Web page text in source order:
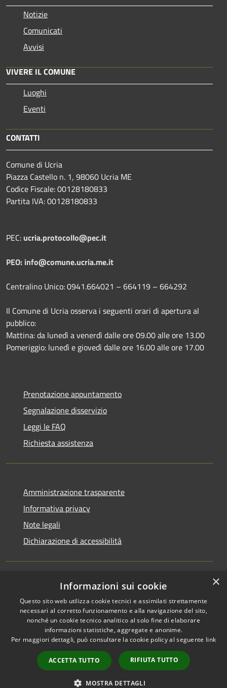
Notizie
Comunicati
Avvisi
VIVERE IL COMUNE
Luoghi
Eventi
CONTATTI
Comune di Ucria
Piazza Castello n. 1, 98060 Ucria ME
Codice Fiscale: 00128180833
Partita IVA: 00128180833
PEC: ucria.protocollo@pec.it
PEO: info@comune.ucria.me.it
Centralino Unico: 0941.664021 – 664119 – 664292
Il Comune di Ucria osserva i seguenti orari di apertura al
pubblico:
Mattina: da lunedì a venerdì dalle ore 09.00 alle ore 13.00
Pomeriggio: lunedì e giovedì dalle ore 16.00 alle ore 17.00
Prenotazione appuntamento
Segnalazione disservizio
Leggi le FAQ
Richiesta assistenza
Amministrazione trasparente
Informativa privacy
Note legali
Dichiarazione di accessibilità
Accessibilità
Privacy
Mappa del sito
Area riservata
Lettura webmail
Copyright © 2026 • Comune di
Ucria • Powered by
Municipium• Accesso
redazione
×
Informazioni sui cookie
Questo sito web utilizza cookie tecnici e assimilati strettamente
necessari al corretto funzionamento e alla navigazione del sito,
nonché un cookie tecnico analitico al solo fine di elaborare
informazioni statistiche, aggregate e anonime.
Per maggiori dettagli, può consultare la cookie policy al seguente link
ACCETTA TUTTO RIFIUTA TUTTO
MOSTRA DETTAGLI